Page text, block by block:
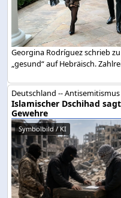
Georgina Rodríguez schrieb
„gesund“ auf Hebräisch.
Deutschland -- Antisemitismus
Islamischer Dschihad
Gewehre
Symbolbild / KI